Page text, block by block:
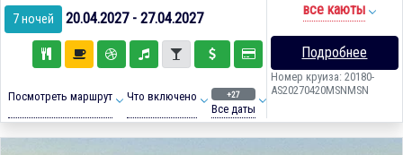
7 ночей 20.04.2027 - 27.04.2027
Посмотреть маршрут Что включено +27
Все даты
все каюты
Подробнее
Номер круиза: 20180-
AS20270420MSNMSN